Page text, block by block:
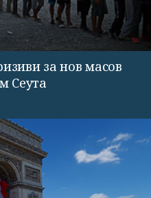
за нов масов
Сеута